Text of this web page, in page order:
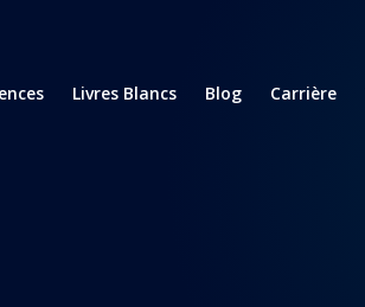
Livres Blancs Blog Carrière